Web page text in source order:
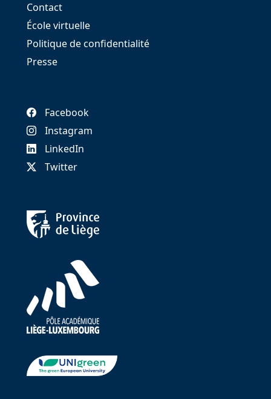
Contact
École virtuelle
Politique de confidentialité
Presse
Facebook
Instagram
LinkedIn
Twitter